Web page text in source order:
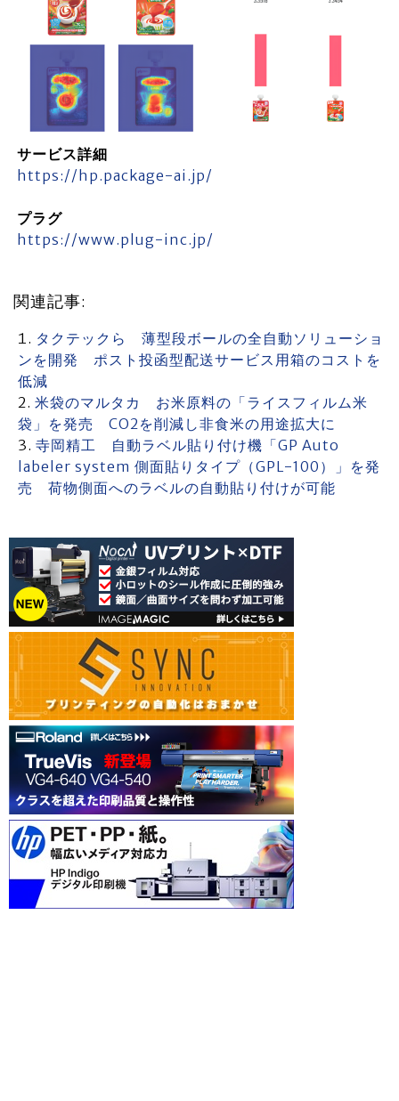
サービス詳細
https://hp.package-ai.jp/
プラグ
https://www.plug-inc.jp/
関連記事:
タクテックら 薄型段ボールの全自動ソリューショ
ンを開発 ポスト投函型配送サービス用箱のコストを
低減
⽶袋のマルタカ お米原料の「ライスフィルム米
袋」を発売 CO2を削減し非食米の用途拡大に
寺岡精工 自動ラベル貼り付け機「GP Auto
labeler system 側面貼りタイプ（GPL-100）」を発
売 荷物側面へのラベルの自動貼り付けが可能